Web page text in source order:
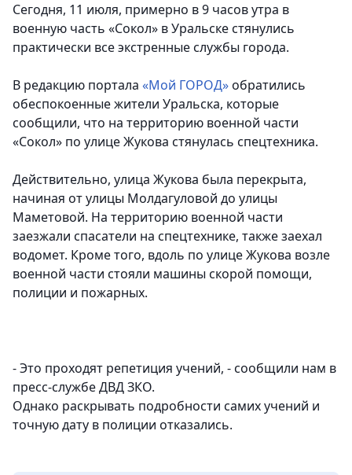
Сегодня, 11 июля, примерно в 9 часов утра в
военную часть «Сокол» в Уральске стянулись
практически все экстренные службы города.
В редакцию портала «Мой ГОРОД»обратились
обеспокоенные жители Уральска, которые
сообщили, что на территорию военной части
«Сокол» по улице Жукова стянулась спецтехника.
Действительно, улица Жукова была перекрыта,
начиная от улицы Молдагуловой до улицы
Маметовой. На территорию военной части
заезжали спасатели на спецтехнике, также заехал
водомет. Кроме того, вдоль по улице Жукова возле
военной части стояли машины скорой помощи,
полиции и пожарных.
- Это проходят репетиция учений, - сообщили нам в
пресс-службе ДВД ЗКО.
Однако раскрывать подробности самих учений и
точную дату в полиции отказались.